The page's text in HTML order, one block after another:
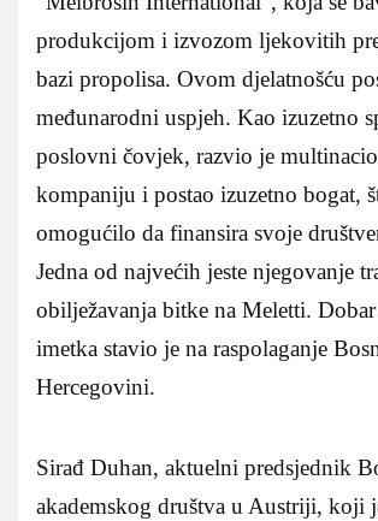
produkcijom i izvozom ljekovitih
bazi propolisa. Ovom djelatnošću
međunarodni uspjeh. Kao izuzetno
poslovni čovjek, razvio je
kompaniju i postao izuzetno bogat,
omogućilo da finansira svoje
Jedna od najvećih jeste njegovanje
obilježavanja bitke na Meletti.
imetka stavio je na raspolaganje
Hercegovini.
Sirađ Duhan, aktuelni predsjednik
akademskog društva u Austriji, koji